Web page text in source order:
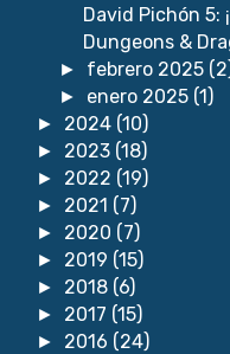
David Pichón 5:
Dungeons &
► febrero 2025
► enero 2025 (1)
► 2024 (10)
► 2023 (18)
► 2022 (19)
► 2021 (7)
► 2020 (7)
► 2019 (15)
► 2018 (6)
► 2017 (15)
► 2016 (24)